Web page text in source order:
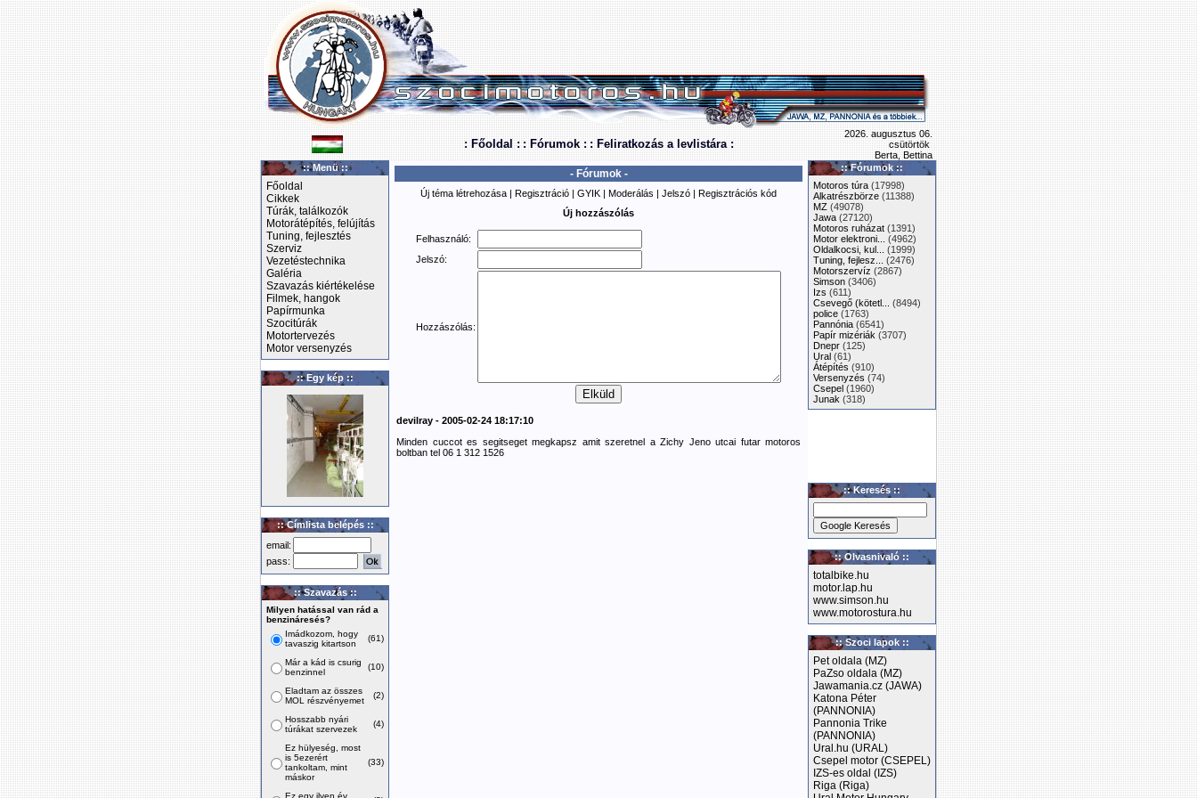
: Főoldal : : Fórumok : : Feliratkozás a levlistára :
2026. augusztus 06.
csütörtök
Berta, Bettina
:: Menü ::
Főoldal
Cikkek
Túrák, találkozók
Motorátépítés, felújítás
Tuning, fejlesztés
Szerviz
Vezetéstechnika
Galéria
Szavazás kiértékelése
Filmek, hangok
Papírmunka
Szocitúrák
Motortervezés
Motor versenyzés
:: Egy kép ::
:: Címlista belépés ::
email:
pass:
:: Szavazás ::
Milyen hatással van rád a
benzináresés?
Imádkozom, hogy
tavaszig kitartson
(61)
Már a kád is csurig
benzinnel
(10)
Eladtam az összes
MOL részvényemet
(2)
Hosszabb nyári
túrákat szervezek
(4)
Ez hülyeség, most
is 5ezerért
tankoltam, mint
máskor
(33)
Ez egy ilyen év,
- Fórumok -
Új téma létrehozása | Regisztráció | GYIK | Moderálás | Jelszó | Regisztrációs kód
Új hozzászólás
Felhasználó:
Jelszó:
Hozzászólás:
devilray - 2005-02-24 18:17:10
Minden cuccot es segitseget megkapsz amit szeretnel a Zichy Jeno utcai futar motoros
boltban tel 06 1 312 1526
:: Fórumok ::
Motoros túra (17998)
Alkatrészbörze (11388)
MZ (49078)
Jawa (27120)
Motoros ruházat (1391)
Motor elektroni...
(4962)
Oldalkocsi, kul...
(1999)
Tuning, fejlesz...
(2476)
Motorszervíz (2867)
Simson (3406)
Izs (611)
Csevegő (kötetl...
(8494)
police (1763)
Pannónia (6541)
Papír mizériák (3707)
Dnepr (125)
Ural (61)
Átépítés (910)
Versenyzés (74)
Csepel (1960)
Junak (318)
:: Keresés ::
:: Olvasnivaló ::
totalbike.hu
motor.lap.hu
www.simson.hu
www.motorostura.hu
:: Szoci lapok ::
Pet oldala (MZ)
PaZso oldala (MZ)
Jawamania.cz (JAWA)
Katona Péter
(PANNONIA)
Pannonia Trike
(PANNONIA)
Ural.hu (URAL)
Csepel motor (CSEPEL)
IZS-es oldal (IZS)
Riga (Riga)